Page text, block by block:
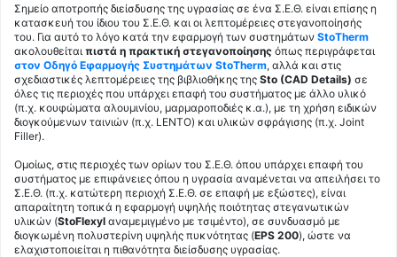
Σημείο αποτροπής διείσδυσης της υγρασίας σε ένα Σ.Ε.Θ. είναι επίσης η
κατασκευή του ίδιου του Σ.Ε.Θ. και οι λεπτομέρειες στεγανοποίησής
του. Για αυτό το λόγο κατά την εφαρμογή των συστημάτων StoTherm
ακολουθείται πιστά η πρακτική στεγανοποίησης όπως περιγράφεται
στον Οδηγό Εφαρμογής Συστημάτων StoTherm, αλλά και στις
σχεδιαστικές λεπτομέρειες της βιβλιοθήκης της Sto (CAD Details) σε
όλες τις περιοχές που υπάρχει επαφή του συστήματος με άλλο υλικό
(π.χ. κουφώματα αλουμινίου, μαρμαροποδιές κ.α.), με τη χρήση ειδικών
διογκούμενων ταινιών (π.χ. LENTO) και υλικών σφράγισης (π.χ. Joint
Filler).
Ομοίως, στις περιοχές των ορίων του Σ.Ε.Θ. όπου υπάρχει επαφή του
συστήματος με επιφάνειες όπου η υγρασία αναμένεται να απειλήσει το
Σ.Ε.Θ. (π.χ. κατώτερη περιοχή Σ.Ε.Θ. σε επαφή με εξώστες), είναι
απαραίτητη τοπικά η εφαρμογή υψηλής ποιότητας στεγανωτικών
υλικών (StoFlexyl αναμεμιγμένο με τσιμέντο), σε συνδυασμό με
διογκωμένη πολυστερίνη υψηλής πυκνότητας (EPS 200), ώστε να
ελαχιστοποιείται η πιθανότητα διείσδυσης υγρασίας.